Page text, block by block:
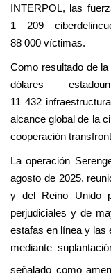
INTERPOL, las
1 209
88 000 víctimas.
Como resultado de
dólares
11 432
alcance global de la
cooperación
La operación
agosto de 2025,
y del Reino Unido
perjudiciales y de
estafas en línea y las
mediante
señalado como